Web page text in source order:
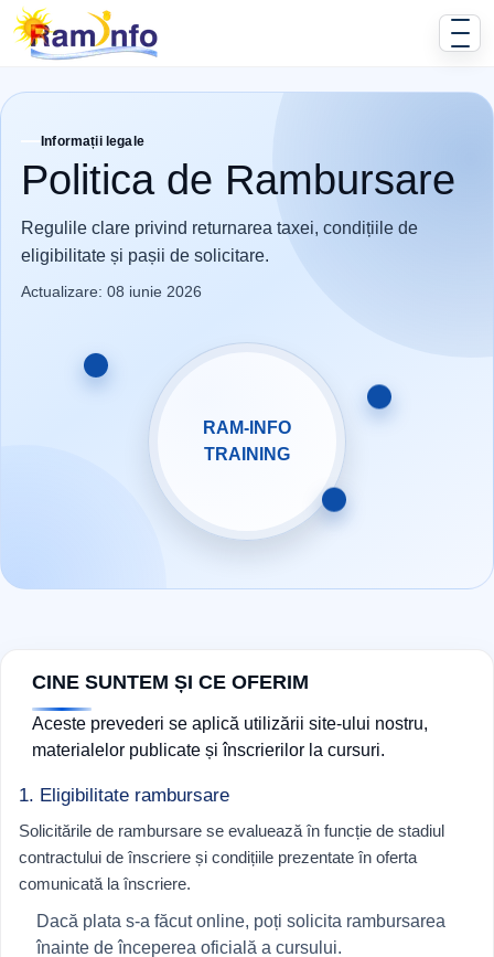
Informații legale
Politica de Rambursare
Regulile clare privind returnarea taxei, condițiile de
eligibilitate și pașii de solicitare.
Actualizare: 08 iunie 2026
RAM-INFO
TRAINING
CINE SUNTEM ȘI CE OFERIM
Aceste prevederi se aplică utilizării site-ului nostru,
materialelor publicate și înscrierilor la cursuri.
1. Eligibilitate rambursare
Solicitările de rambursare se evaluează în funcție de stadiul
contractului de înscriere și condițiile prezentate în oferta
comunicată la înscriere.
Dacă plata s-a făcut online, poți solicita rambursarea
înainte de începerea oficială a cursului.